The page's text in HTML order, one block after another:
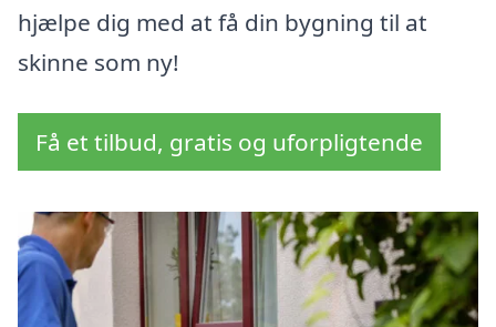
hjælpe dig med at få din bygning til at
skinne som ny!
Få et tilbud, gratis og uforpligtende